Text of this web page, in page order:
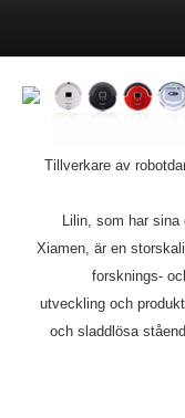
Deutsch
Português
Suomi
Hrvatski
Estonia
Tillverkare av
Lilin, som har sina
Xiamen, är en
forsknings-
utveckling och
och sladdlösa